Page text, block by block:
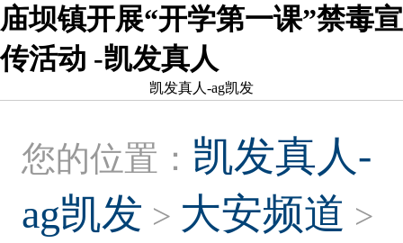
庙坝镇开展“开学第一课”禁毒宣
传活动 -凯发真人
凯发真人-ag凯发
您的位置： 凯发真人-
ag凯发 > 大安频道 >